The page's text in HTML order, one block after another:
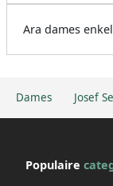
Dames Josef
Ara dames
Populaire